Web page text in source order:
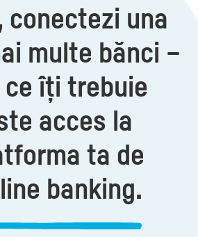
conectezi una
multe bănci –
îți trebuie
acces la
ta de
banking.